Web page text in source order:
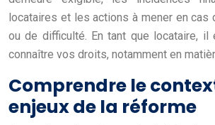
locataires et les actions à mener en cas
ou de difficulté. En tant que locataire, il
connaître vos droits, notamment en
Comprendre le
enjeux de la réforme